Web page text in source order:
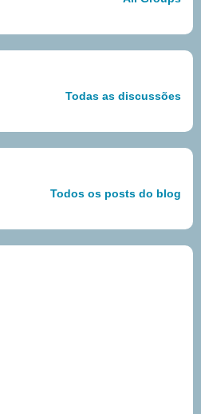
Todas as discussões
Todos os posts do blog